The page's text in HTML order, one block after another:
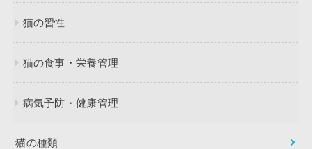
猫の習性
猫の食事・栄養管理
病気予防・健康管理
猫の種類